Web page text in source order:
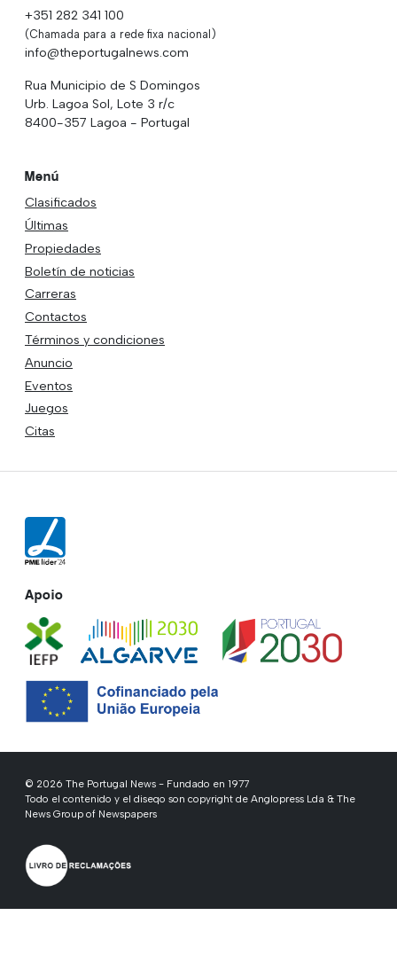
+351 282 341 100
(Chamada para a rede fixa nacional)
info@theportugalnews.com
Rua Municipio de S Domingos
Urb. Lagoa Sol, Lote 3 r/c
8400-357 Lagoa - Portugal
Menú
Clasificados
Últimas
Propiedades
Boletín de noticias
Carreras
Contactos
Términos y condiciones
Anuncio
Eventos
Juegos
Citas
Apoio
© 2026 The Portugal News - Fundado en 1977
Todo el contenido y el diseqo son copyright de Anglopress Lda & The
News Group of Newspapers